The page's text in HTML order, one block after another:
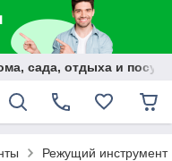
сада, отдыха и
Режущий инструмент